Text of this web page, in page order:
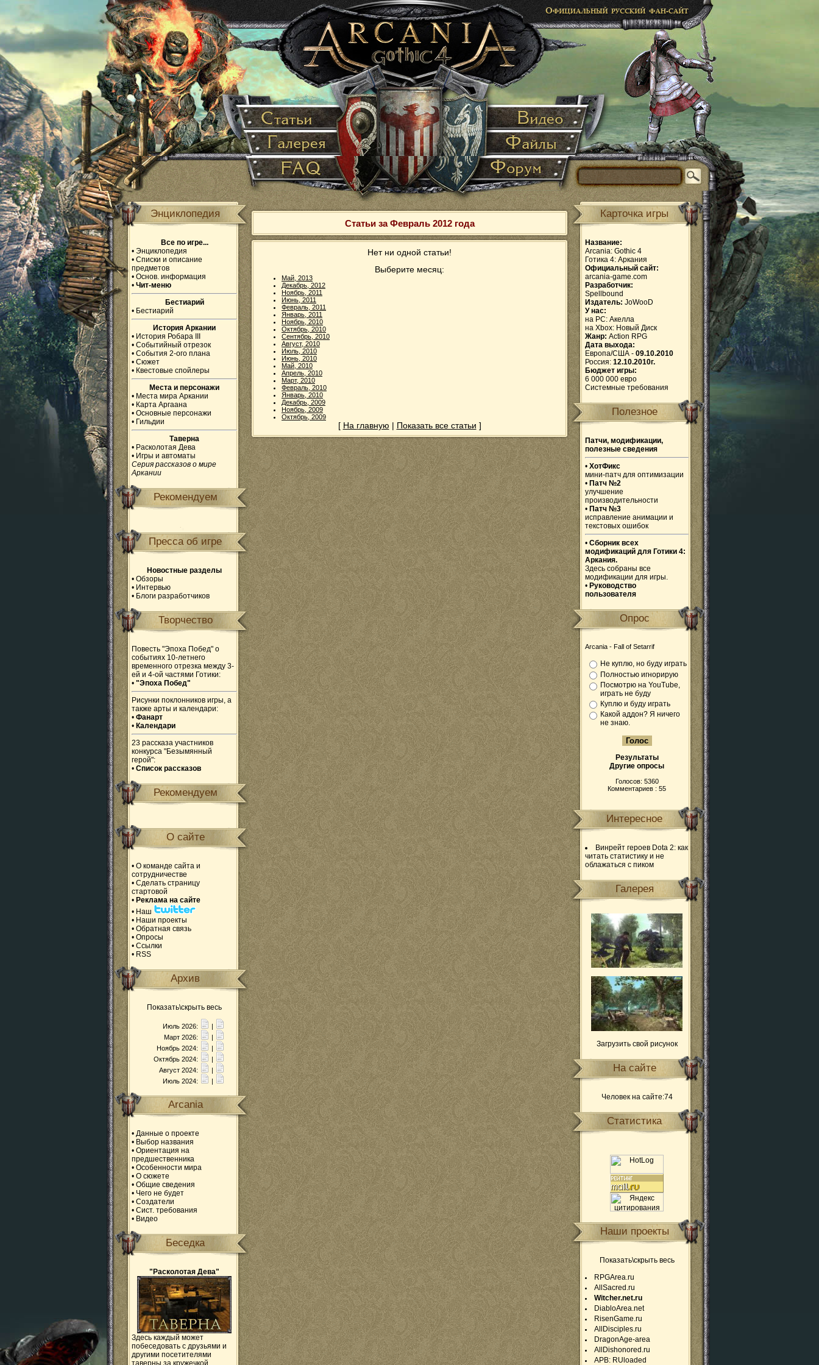
Энциклопедия
Все по игре...
• Энциклопедия
• Списки и описание
предметов
• Основ. информация
• Чит-меню
Бестиарий
• Бестиарий
История Аркании
• История Робара III
• Событийный отрезок
• События 2-ого плана
• Сюжет
• Квестовые спойлеры
Места и персонажи
• Места мира Аркании
• Карта Аргаана
• Основные персонажи
• Гильдии
Таверна
• Расколотая Дева
• Игры и автоматы
Серия рассказов о мире
Аркании
Рекомендуем
Пресса об игре
Новостные разделы
• Обзоры
• Интервью
• Блоги разработчиков
Творчество
Повесть "Эпоха Побед" о
событиях 10-летнего
временного отрезка между 3-
ей и 4-ой частями Готики:
• "Эпоха Побед"
Рисунки поклонников игры, а
также арты и календари:
• Фанарт
• Календари
23 рассказа участников
конкурса "Безымянный
герой":
• Список рассказов
Рекомендуем
О сайте
• О команде сайта и
сотрудничестве
• Сделать страницу
стартовой
• Реклама на сайте
• Наш
• Наши проекты
• Обратная связь
• Опросы
• Ссылки
• RSS
Архив
Показать\скрыть весь
Июль 2026:
|
Март 2026:
|
Ноябрь 2024:
|
Октябрь 2024:
|
Август 2024:
|
Июль 2024:
|
Arcania
• Данные о проекте
• Выбор названия
• Ориентация на
предшественника
• Особенности мира
• О сюжете
• Общие сведения
• Чего не будет
• Создатели
• Сист. требования
• Видео
Беседка
"Расколотая Дева"
Здесь каждый может
побеседовать с друзьями и
другими посетителями
таверны за кружечкой
Статьи за Февраль 2012 года
Нет ни одной статьи!
Выберите месяц:
Май, 2013
Декабрь, 2012
Ноябрь, 2011
Июнь, 2011
Февраль, 2011
Январь, 2011
Ноябрь, 2010
Октябрь, 2010
Сентябрь, 2010
Август, 2010
Июль, 2010
Июнь, 2010
Май, 2010
Апрель, 2010
Март, 2010
Февраль, 2010
Январь, 2010
Декабрь, 2009
Ноябрь, 2009
Октябрь, 2009
[ На главную | Показать все статьи ]
Карточка игры
Название:
Arcania: Gothic 4
Готика 4: Аркания
Официальный сайт:
arcania-game.com
Разработчик:
Spellbound
Издатель: JoWooD
У нас:
на PC: Акелла
на Xbox: Новый Диск
Жанр: Action RPG
Дата выхода:
Европа/США - 09.10.2010
Россия: 12.10.2010г.
Бюджет игры:
6 000 000 евро
Системные требования
Полезное
Патчи, модификации,
полезные сведения
• ХотФикс
мини-патч для оптимизации
• Патч №2
улучшение
производительности
• Патч №3
исправление анимации и
текстовых ошибок
• Сборник всех
модификаций для Готики 4:
Аркания.
Здесь собраны все
модификации для игры.
• Руководство
пользователя
Опрос
Arcania - Fall of Setarrif
Не куплю, но буду играть
Полностью игнорирую
Посмотрю на YouTube,
играть не буду
Куплю и буду играть
Какой аддон? Я ничего
не знаю.
Результаты
Другие опросы
Голосов: 5360
Комментариев : 55
Интересное
Винрейт героев Dota 2: как
читать статистику и не
облажаться с пиком
Галерея
Загрузить свой рисунок
На сайте
Человек на сайте:74
Статистика
Наши проекты
Показать\скрыть весь
RPGArea.ru
AllSacred.ru
Witcher.net.ru
DiabloArea.net
RisenGame.ru
AllDisciples.ru
DragonAge-area
AllDishonored.ru
APB: RUloaded